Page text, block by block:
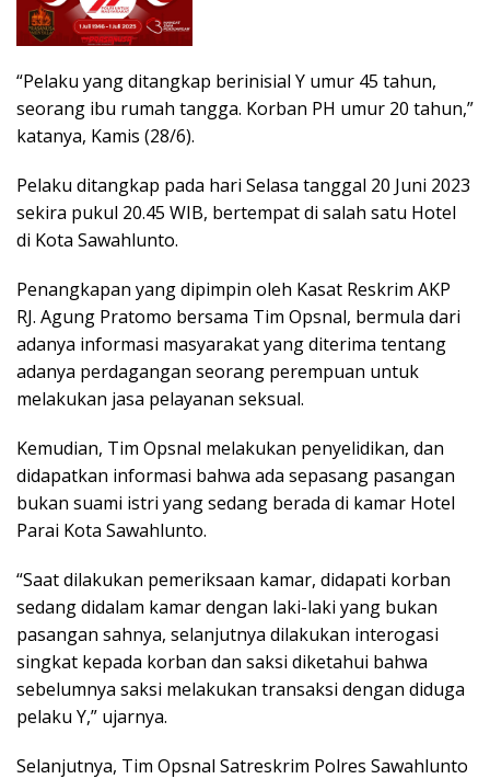
“Pelaku yang ditangkap berinisial Y umur 45 tahun,
seorang ibu rumah tangga. Korban PH umur 20 tahun,”
katanya, Kamis (28/6).
Pelaku ditangkap pada hari Selasa tanggal 20 Juni 2023
sekira pukul 20.45 WIB, bertempat di salah satu Hotel
di Kota Sawahlunto.
Penangkapan yang dipimpin oleh Kasat Reskrim AKP
RJ. Agung Pratomo bersama Tim Opsnal, bermula dari
adanya informasi masyarakat yang diterima tentang
adanya perdagangan seorang perempuan untuk
melakukan jasa pelayanan seksual.
Kemudian, Tim Opsnal melakukan penyelidikan, dan
didapatkan informasi bahwa ada sepasang pasangan
bukan suami istri yang sedang berada di kamar Hotel
Parai Kota Sawahlunto.
“Saat dilakukan pemeriksaan kamar, didapati korban
sedang didalam kamar dengan laki-laki yang bukan
pasangan sahnya, selanjutnya dilakukan interogasi
singkat kepada korban dan saksi diketahui bahwa
sebelumnya saksi melakukan transaksi dengan diduga
pelaku Y,” ujarnya.
Selanjutnya, Tim Opsnal Satreskrim Polres Sawahlunto